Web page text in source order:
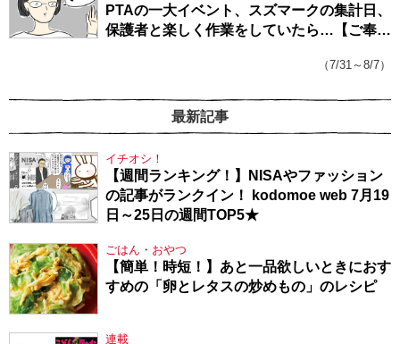
PTAの一大イベント、スズマークの集計日、
保護者と楽しく作業をしていたら…【ご奉仕
（7/31～8/7）
最新記事
イチオシ！
【週間ランキング！】NISAやファッション
の記事がランクイン！ kodomoe web 7月19
日～25日の週間TOP5★
ごはん・おやつ
【簡単！時短！】あと一品欲しいときにおす
すめの「卵とレタスの炒めもの」のレシピ
連載